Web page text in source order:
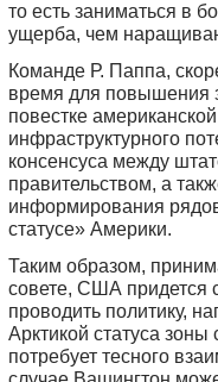
то есть заниматься в
ущерба, чем
Команде Р. Паппа,
время для повышения
повестке
инфраструктурного
консенсуса между
правительством, а
информирования
статусе» Америки.
Таким образом,
совете, США придется
проводить политику,
Арктикой статуса зоны
потребует тесного